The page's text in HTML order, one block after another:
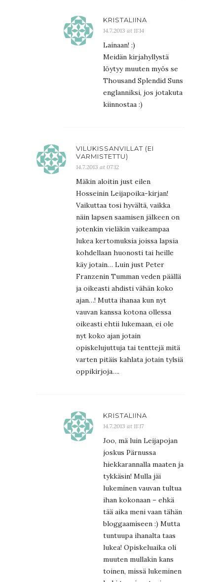
KRISTALIINA
14.7.2013 at 11:14
Lainaan! :)
Meidän kirjahyllystä
löytyy muuten myös se
Thousand Splendid Suns
englanniksi, jos jotakuta
kiinnostaa :)
VILUKISSANVILLAT (EI
VARMISTETTU)
14.7.2013 at 07:12
Mäkin aloitin just eilen
Hosseinin Leijapoika-kirjan!
Vaikuttaa tosi hyvältä, vaikka
näin lapsen saamisen jälkeen on
jotenkin vieläkin vaikeampaa
lukea kertomuksia joissa lapsia
kohdellaan huonosti tai heille
käy jotain… Luin just Peter
Franzenin Tumman veden päällä
ja oikeasti ahdisti vähän koko
ajan…! Mutta ihanaa kun nyt
vauvan kanssa kotona ollessa
oikeasti ehtii lukemaan, ei ole
nyt koko ajan jotain
opiskelujuttuja tai tenttejä mitä
varten pitäis kahlata jotain tylsiä
oppikirjoja….
KRISTALIINA
14.7.2013 at 11:17
Joo, mä luin Leijapojan
joskus Pärnussa
hiekkarannalla maaten ja
tykkäsin! Mulla jäi
lukeminen vauvan tultua
ihan kokonaan – ehkä
tää aika meni vaan tähän
bloggaamiseen :) Mutta
tuntuupa ihanalta taas
lukea! Opiskeluaika oli
muuten mullakin kans
toinen, missä lukeminen